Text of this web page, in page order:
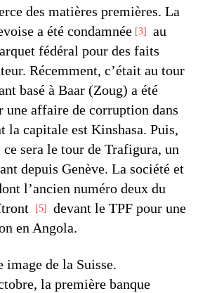
des matières premières. La
a été condamnée 3
au
fédéral pour des faits
Récemment, c’était au tour
basé à Baar (Zoug) a été
une affaire de corruption dans
la capitale est Kinshasa. Puis,
ce sera le tour de Trafigura, un
depuis Genève. La société et
l’ancien numéro deux du
5
devant le TPF pour une
en Angola.
image de la Suisse.
la première banque